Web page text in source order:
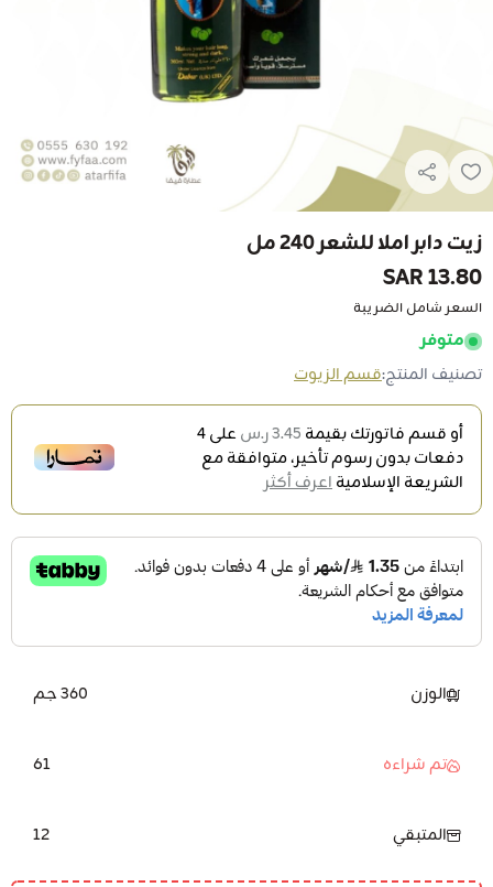
زيت دابر املا للشعر 240 مل
13.80 SAR
السعر شامل الضريبة
متوفر
تصنيف المنتج:قسم الزيوت
أو قسم فاتورتك بقيمة 3.45 ر.س على4
دفعات بدون رسوم تأخير، متوافقة مع
الشريعة الإسلاميةاعرف أكثر
الوزن 360 جم
تم شراءه 61
المتبقي 12